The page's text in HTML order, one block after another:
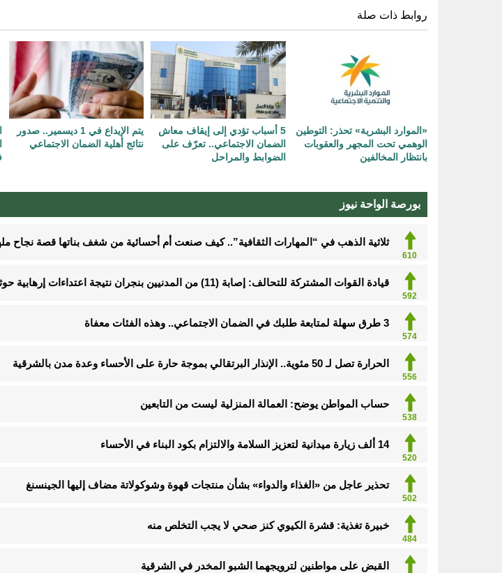
روابط ذات صلة
«الموارد البشرية» تحذر: التوطين
الوهمي تحت المجهر والعقوبات
بانتظار المخالفين
5 أسباب تؤدي إلى إيقاف معاش
الضمان الاجتماعي.. تعرّف على
الضوابط والمراحل
يتم الإيداع في 1 ديسمير.. صدور
نتائج أهلية الضمان الاجتماعي
بورصة الواحة نيوز
610
ثلاثية الذهب في “المهارات الثقافية”.. كيف صنعت أم أحسائية من شغف بناتها قصة نجاح
592
قيادة القوات المشتركة للتحالف: إصابة (11) من المدنيين بنجران نتيجة اعتداءات إرهابية حوثية
574
3 طرق سهلة لمتابعة طلبك في الضمان الاجتماعي.. وهذه الفئات معفاة
556
الحرارة تصل لـ 50 مئوية.. الإنذار البرتقالي بموجة حارة على الأحساء وعدة مدن بالشرقية
538
حساب المواطن يوضح: العمالة المنزلية ليست من التابعين
520
14 ألف زيارة ميدانية لتعزيز السلامة والالتزام بكود البناء في الأحساء
502
تحذير عاجل من «الغذاء والدواء» بشأن منتجات قهوة وشوكولاتة مضاف إليها الجينسنغ
484
خبيرة تغذية: قشرة الكيوي كنز صحي لا يجب التخلص منه
القبض على مواطنين لترويجهما الشبو المخدر في الشرقية